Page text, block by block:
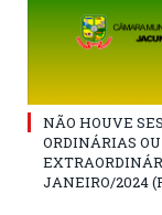
NÃO HOUVE
ORDINÁRIAS OU
JANEIRO/2024